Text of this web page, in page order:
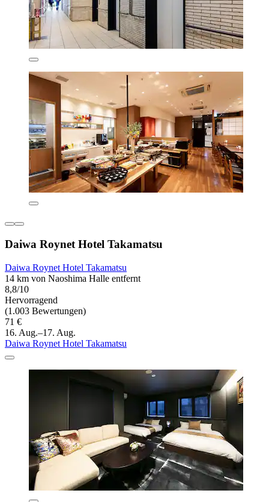
Daiwa Roynet Hotel Takamatsu
Daiwa Roynet Hotel Takamatsu
14 km von Naoshima Halle entfernt
8,8/10
Hervorragend
(1.003 Bewertungen)
71 €
16. Aug.–17. Aug.
Daiwa Roynet Hotel Takamatsu